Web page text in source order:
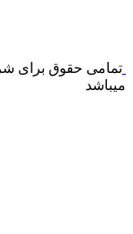
تمامی حقوق برای
میباشد